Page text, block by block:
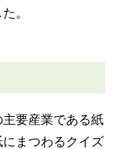
。
要産業である紙
まつわるクイズ